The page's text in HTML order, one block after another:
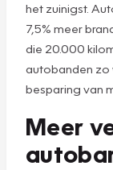
het zuinigst.
7,5% meer
die 20.000
autobanden zo
besparing van
Meer